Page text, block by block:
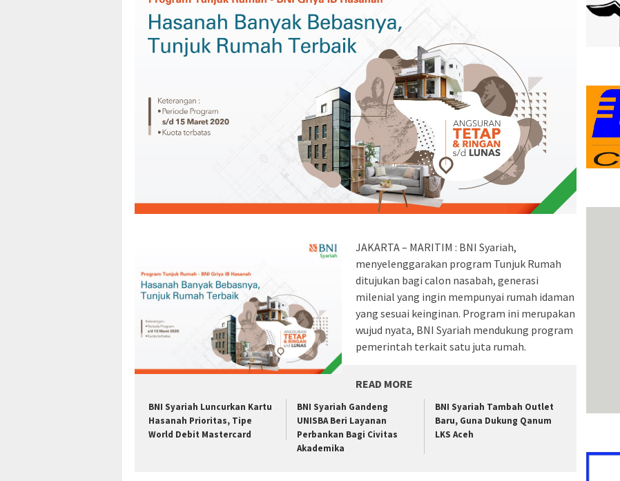
JAKARTA – MARITIM : BNI Syariah,
menyelenggarakan program Tunjuk Rumah
ditujukan bagi calon nasabah, generasi
milenial yang ingin mempunyai rumah idaman
yang sesuai keinginan. Program ini merupakan
wujud nyata, BNI Syariah mendukung program
pemerintah terkait satu juta rumah.
READ MORE
BNI Syariah Luncurkan Kartu
Hasanah Prioritas, Tipe
World Debit Mastercard
BNI Syariah Gandeng
UNISBA Beri Layanan
Perbankan Bagi Civitas
Akademika
BNI Syariah Tambah Outlet
Baru, Guna Dukung Qanum
LKS Aceh